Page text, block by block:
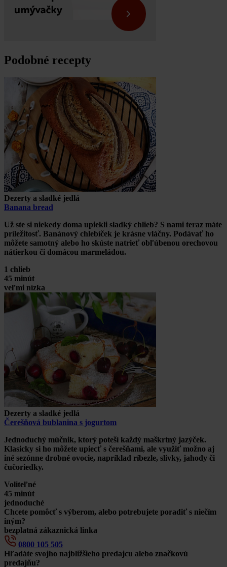
Podobné recepty
Dezerty a sladké jedlá
Banana bread
Už ste si niekedy doma upiekli sladký chlieb? S nami teraz máte
príležitosť. Banánový chlebíček je krásne vláčny. Podávať ho
môžete samotný alebo ho skúste natrieť obľúbenou orechovou
nátierkou či domácou marmeládou.
1 chlieb
45 minút
veľmi nízka
Dezerty a sladké jedlá
Čerešňová bublanina s jogurtom
Jednoduchý múčnik, ktorý poteší každý maškrtný jazýček.
Klasicky si ho môžete upiecť s čerešňami, ale využiť možno aj
iné sezónne drobné ovocie, napríklad ríbezle, slivky, jahody či
čučoriedky.
Voliteľné
45 minút
jednoduché
Chcete pomôcť s výberom, alebo potrebujete poradiť s niečím
iným?
bezplatná zákaznická linka
0800 105 505
Hľadáte svojho najbližšieho predajcu alebo značkovú
predajňu?